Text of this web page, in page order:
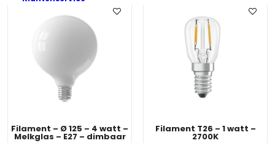
Filament – Ø 125 – 4 watt –
Melkglas – E27 – dimbaar
Filament T26 – 1 watt –
2700K